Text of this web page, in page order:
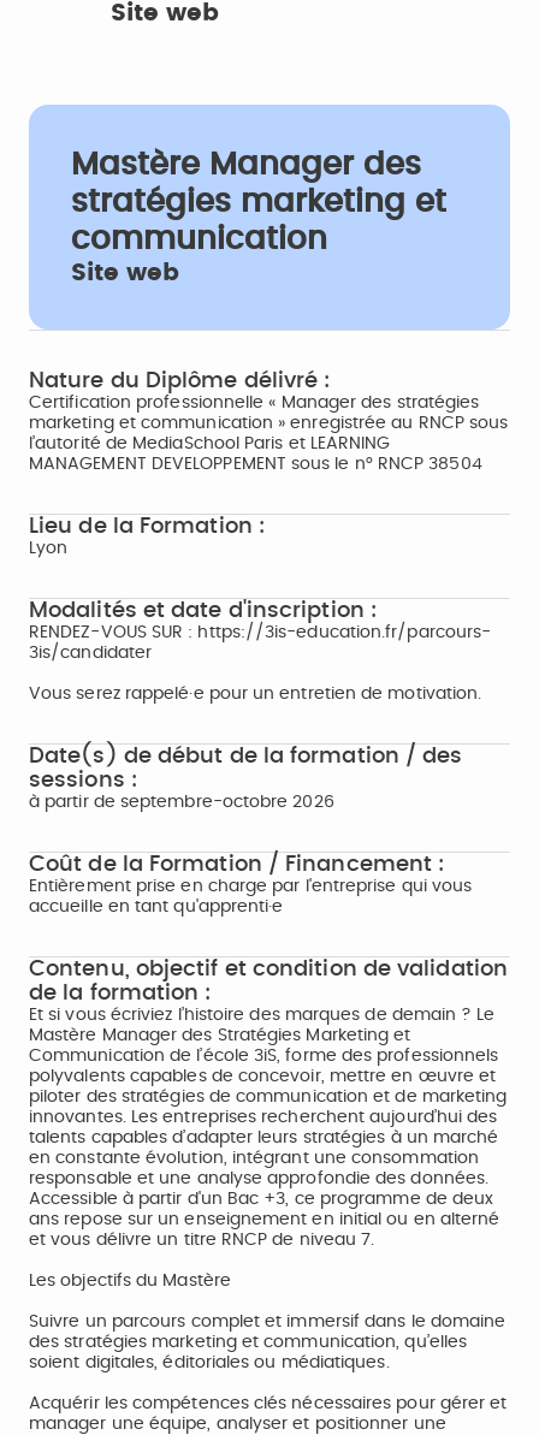
Site web
Mastère Manager des
stratégies marketing et
communication
Site web
Nature du Diplôme délivré :
Certification professionnelle « Manager des stratégies
marketing et communication » enregistrée au RNCP sous
l’autorité de MediaSchool Paris et LEARNING
MANAGEMENT DEVELOPPEMENT sous le n° RNCP 38504
Lieu de la Formation :
Lyon
Modalités et date d'inscription :
RENDEZ-VOUS SUR : https://3is-education.fr/parcours-
3is/candidater
Vous serez rappelé·e pour un entretien de motivation.
Date(s) de début de la formation / des
sessions :
à partir de septembre-octobre 2026
Coût de la Formation / Financement :
Entièrement prise en charge par l'entreprise qui vous
accueille en tant qu'apprenti·e
Contenu, objectif et condition de validation
de la formation :
Et si vous écriviez l’histoire des marques de demain ? Le
Mastère Manager des Stratégies Marketing et
Communication de l’école 3iS, forme des professionnels
polyvalents capables de concevoir, mettre en œuvre et
piloter des stratégies de communication et de marketing
innovantes. Les entreprises recherchent aujourd’hui des
talents capables d’adapter leurs stratégies à un marché
en constante évolution, intégrant une consommation
responsable et une analyse approfondie des données.
Accessible à partir d'un Bac +3, ce programme de deux
ans repose sur un enseignement en initial ou en alterné
et vous délivre un titre RNCP de niveau 7.
Les objectifs du Mastère
Suivre un parcours complet et immersif dans le domaine
des stratégies marketing et communication, qu’elles
soient digitales, éditoriales ou médiatiques.
Acquérir les compétences clés nécessaires pour gérer et
manager une équipe, analyser et positionner une